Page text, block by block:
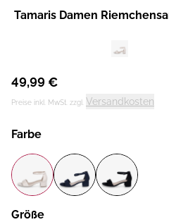
Hersteller
​Tamaris Damen
49,99 €
Preise inkl. MwSt. zzgl. Versandkosten
Farbe
Größe